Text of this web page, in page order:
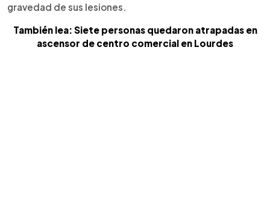
gravedad de sus lesiones.
También lea: Siete personas quedaron atrapadas en
ascensor de centro comercial en Lourdes